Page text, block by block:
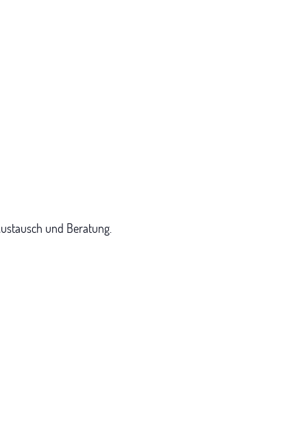
und Beratung.